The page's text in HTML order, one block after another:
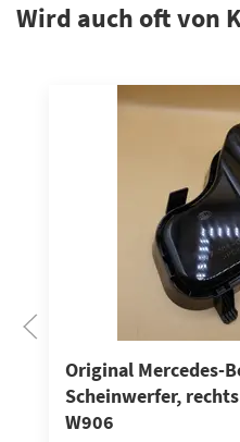
Wird auch oft von
Original Mercedes-
Scheinwerfer,
W906